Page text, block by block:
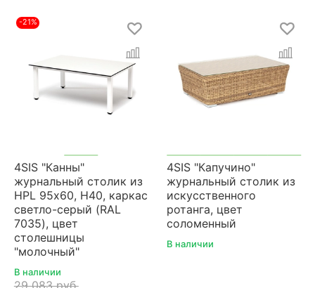
-21%
4SIS "Канны"
журнальный столик из
HPL 95х60, H40, каркас
светло-серый (RAL
7035), цвет
столешницы
"молочный"
В наличии
29 083 руб.
4SIS "Капучино"
журнальный столик из
искусственного
ротанга, цвет
соломенный
В наличии